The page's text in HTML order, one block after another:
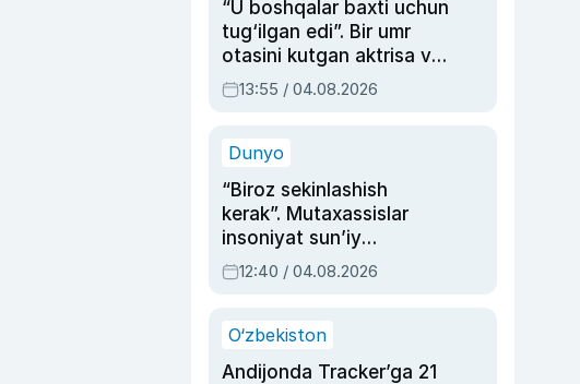
“U boshqalar baxti uchun
tug‘ilgan edi”. Bir umr
otasini kutgan aktrisa va
dublyaj ustasi Rimma
Ahmedovaning
13:55 / 04.08.2026
Dunyo
“Biroz sekinlashish
kerak”. Mutaxassislar
insoniyat sun’iy
intellektni boshqara
olmay qolishidan xavotir
12:40 / 04.08.2026
O‘zbekiston
Andijonda Tracker’ga 21